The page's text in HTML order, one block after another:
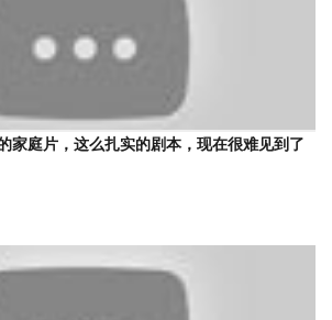
家庭片，这么扎实的剧本，现在很难见到了